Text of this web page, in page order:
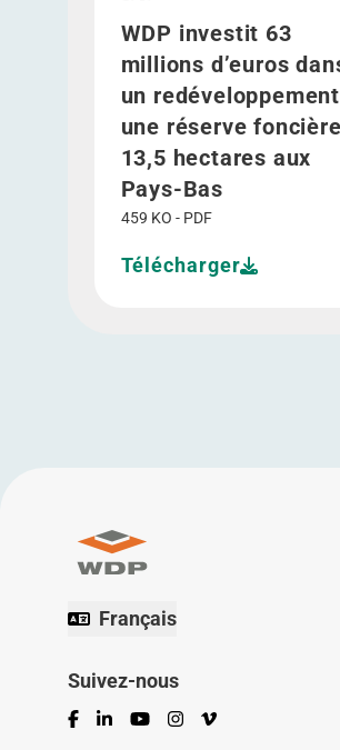
WDP investit 63
millions d’euros
un
une réserve
13,5 hectares aux
Pays-Bas
459 KO - PDF
Télécharger
Français
Suivez-nous
Facebook
LinkedInYouTubeInstagram
Vimeo